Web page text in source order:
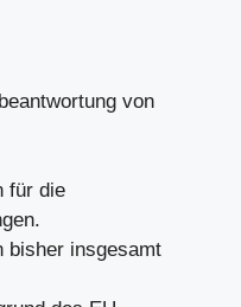
von
für die
bisher insgesamt